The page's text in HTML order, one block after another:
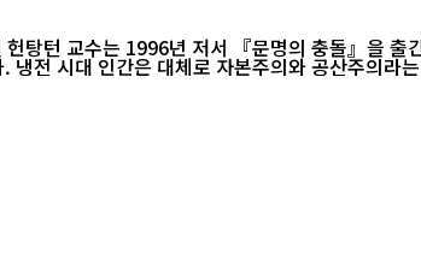
전 시대 인간은 대체로 자본주의와 공산주의라